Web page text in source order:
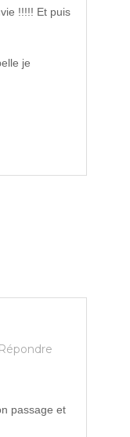
!!!!! Et puis
je
Répondre
passage et